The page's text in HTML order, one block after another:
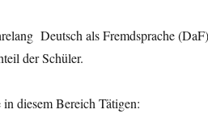
Deutsch als Fremdsprache
der Schüler.
diesem Bereich Tätigen: